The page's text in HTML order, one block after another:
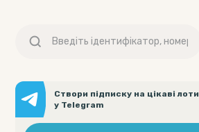
Створи підписку на цікаві лоти
у Telegram